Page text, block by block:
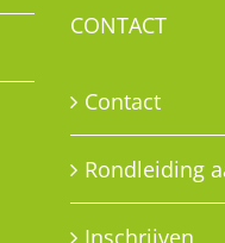
CONTACT
Contact
Rondleiding
Inschrijven